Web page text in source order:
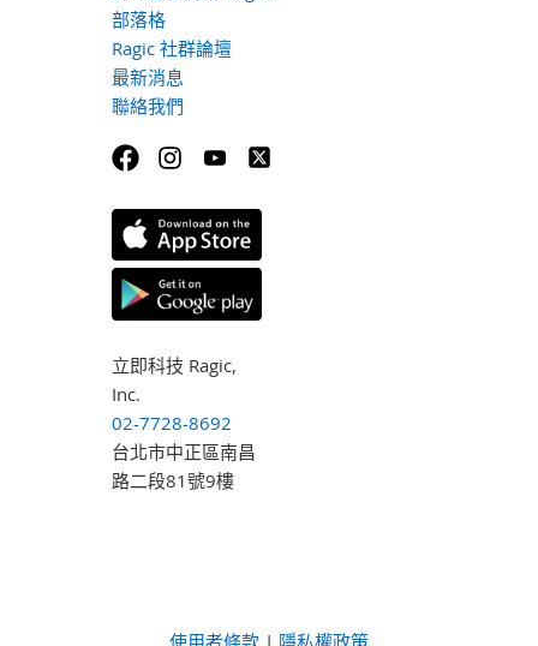
部落格
Ragic 社群論壇
最新消息
聯絡我們
立即科技 Ragic,
Inc.
02-7728-8692
台北市中正區南昌
路二段81號9樓